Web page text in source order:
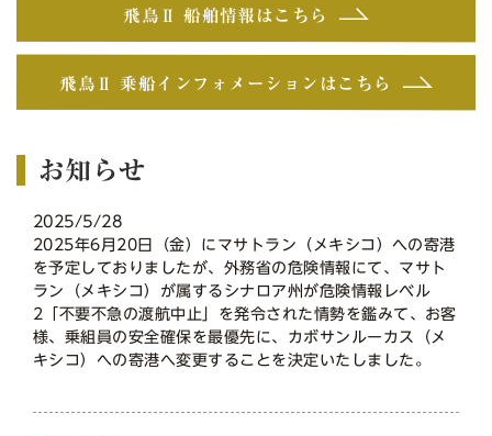
飛鳥Ⅱ 船舶情報はこちら
飛鳥Ⅱ 乗船インフォメーションはこちら
お知らせ
2025/5/28
2025年6月20日（金）にマサトラン（メキシコ）への寄港
を予定しておりましたが、外務省の危険情報にて、マサト
ラン（メキシコ）が属するシナロア州が危険情報レベル
2「不要不急の渡航中止」を発令された情勢を鑑みて、お客
様、乗組員の安全確保を最優先に、カボサンルーカス（メ
キシコ）への寄港へ変更することを決定いたしました。